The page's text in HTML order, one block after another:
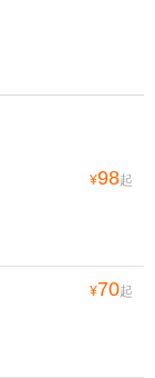
¥98起
¥70起